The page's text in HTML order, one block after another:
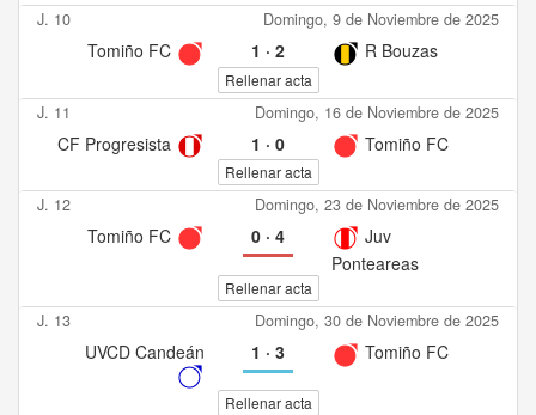
J. 10 Domingo, 9 de Noviembre de 2025
Tomiño FC 1 · 2 R Bouzas
Rellenar acta
J. 11 Domingo, 16 de Noviembre de 2025
CF Progresista 1 · 0 Tomiño FC
Rellenar acta
J. 12 Domingo, 23 de Noviembre de 2025
Tomiño FC 0· 4
Juv
Ponteareas
Rellenar acta
J. 13 Domingo, 30 de Noviembre de 2025
UVCD Candeán 1 · 3 Tomiño FC
Rellenar acta